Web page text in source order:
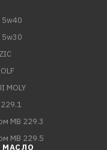
5w40
5w30
MOLY
MB 229.3
MB 229.5
МАСЛО